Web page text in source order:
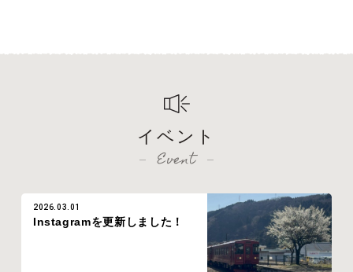
イベント
Event
2026.03.01
Instagramを更新しました！